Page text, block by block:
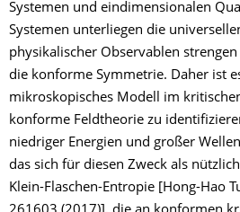
Systemen und eindimensionalen
Systemen unterliegen die
physikalischer Observablen
die konforme Symmetrie. Daher ist
mikroskopisches Modell im
konforme Feldtheorie zu
niedriger Energien und großer
das sich für diesen Zweck als
Klein-Flaschen-Entropie [Hong-Hao